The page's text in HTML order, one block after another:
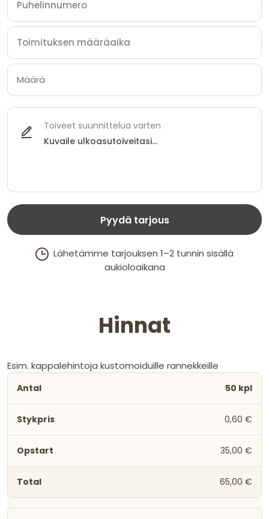
Toiveet suunnittelua varten
Pyydä tarjous
Lähetämme tarjouksen 1–2 tunnin sisällä
aukioloaikana
Hinnat
Esim. kappalehintoja kustomoiduille rannekkeille
50 kpl
0,60 €
35,00 €
65,00 €